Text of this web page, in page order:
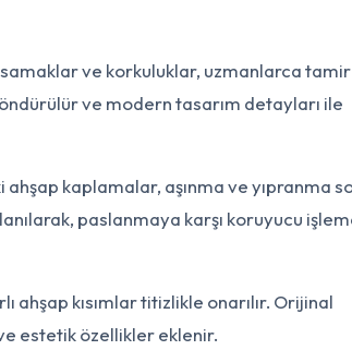
ve korkuluklar, uzmanlarca
ve modern tasarım detayları ile
kaplamalar, aşınma ve yıpranma
paslanmaya karşı koruyucu
ahşap kısımlar titizlikle onarılır. Orijinal
ve estetik özellikler eklenir.